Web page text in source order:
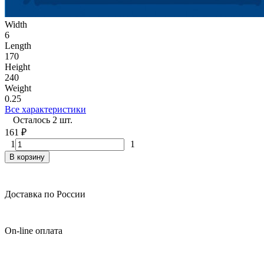
Width
6
Length
170
Height
240
Weight
0.25
Все характеристики
Осталось 2 шт.
161 ₽
1
1
В корзину
Доставка по России
On-line оплата